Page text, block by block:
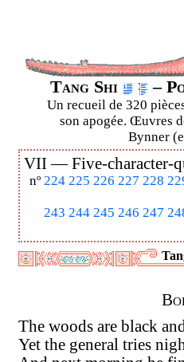
Tang Shi –
Un recueil de 320
son apogée. Œuvres
Bynner
VII —Five-character-
nº 224 225 226 227 228
243 244 245 246 247
The woods are black
Yet the general tries